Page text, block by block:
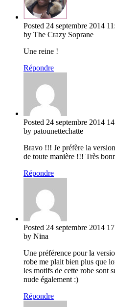
Posted 24 septembre 2014
by The Crazy Soprane
Une reine !
Répondre
Posted 24 septembre 2014
by patounettechatte
Bravo !!! Je préfère la
de toute manière !!! Très
Répondre
Posted 24 septembre 2014
by Nina
Une préférence pour la
robe me plait bien plus que
les motifs de cette robe sont
nude également :)
Répondre